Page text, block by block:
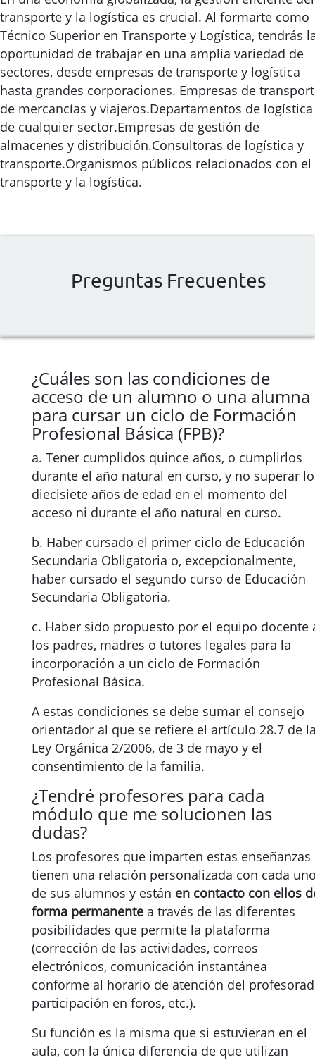
transporte y la logística es crucial. Al formarte como
Técnico Superior en Transporte y Logística, tendrás
oportunidad de trabajar en una amplia variedad de
sectores, desde empresas de transporte y logística
hasta grandes corporaciones. Empresas de
de mercancías y viajeros.Departamentos de logística
de cualquier sector.Empresas de gestión de
almacenes y distribución.Consultoras de logística y
transporte.Organismos públicos relacionados con el
transporte y la logística.
Preguntas Frecuentes
¿Cuáles son las condiciones de
acceso de un alumno o una alumna
para cursar un ciclo de Formación
Profesional Básica (FPB)?
a. Tener cumplidos quince años, o cumplirlos
durante el año natural en curso, y no superar
diecisiete años de edad en el momento del
acceso ni durante el año natural en curso.
b. Haber cursado el primer ciclo de Educación
Secundaria Obligatoria o, excepcionalmente,
haber cursado el segundo curso de Educación
Secundaria Obligatoria.
c. Haber sido propuesto por el equipo docente
los padres, madres o tutores legales para la
incorporación a un ciclo de Formación
Profesional Básica.
A estas condiciones se debe sumar el consejo
orientador al que se refiere el artículo 28.7 de
Ley Orgánica 2/2006, de 3 de mayo y el
consentimiento de la familia.
¿Tendré profesores para cada
módulo que me solucionen las
dudas?
Los profesores que imparten estas enseñanzas
tienen una relación personalizada con cada
de sus alumnos y están en contacto con ellos
forma permanente a través de las diferentes
posibilidades que permite la plataforma
(corrección de las actividades, correos
electrónicos, comunicación instantánea
conforme al horario de atención del
participación en foros, etc.).
Su función es la misma que si estuvieran en el
aula, con la única diferencia de que utilizan